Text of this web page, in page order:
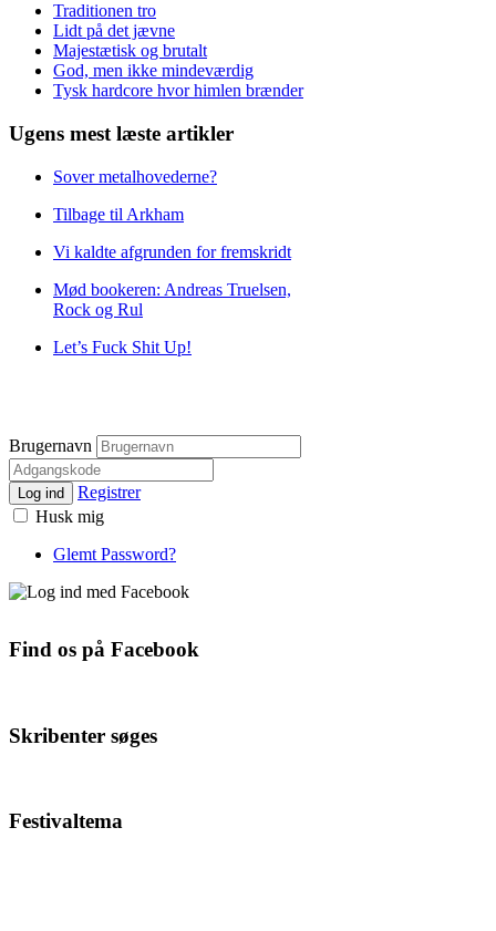
Traditionen tro
Lidt på det jævne
Majestætisk og brutalt
God, men ikke mindeværdig
Tysk hardcore hvor himlen brænder
Ugens mest læste artikler
Sover metalhovederne?
Tilbage til Arkham
Vi kaldte afgrunden for fremskridt
Mød bookeren: Andreas Truelsen,
Rock og Rul
Let’s Fuck Shit Up!
Brugernavn
Log ind
Registrer
Husk mig
Glemt Password?
Find os på Facebook
Skribenter søges
Festivaltema